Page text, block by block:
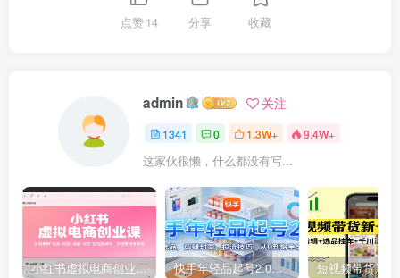
点赞14 分享 收藏
admin 关注
1341 0 1.3W+ 9.4W+
这家伙很懒，什么都没有写...
小红书虚拟电商创业课，系统拆解选品-内容-流量-变现，实现零成本变现 快手年轻品起号2.0：养号选品，剪辑封面，投流技巧，从0到爆单全流程